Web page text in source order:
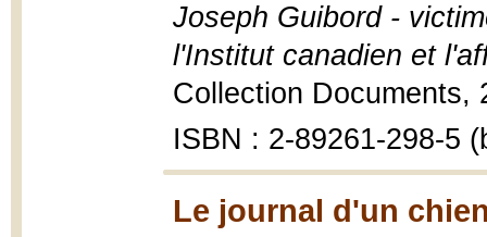
Joseph Guibord -
l'Institut canadien et
Collection Documents,
ISBN : 2-89261-298-5
Le journal d'un